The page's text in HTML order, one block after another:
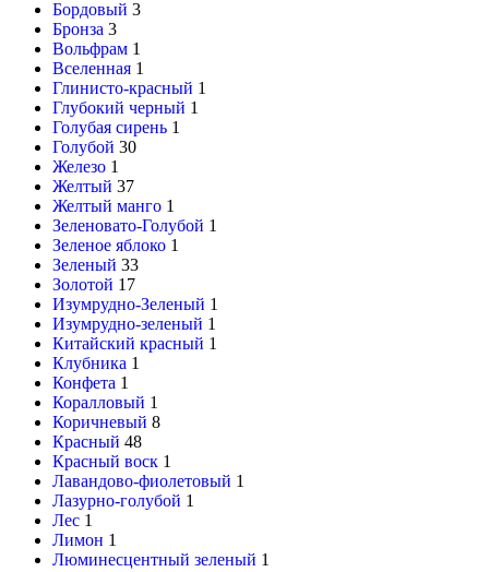
Бордовый 3
Бронза 3
Вольфрам 1
Вселенная 1
Глинисто-красный 1
Глубокий черный 1
Голубая сирень 1
Голубой 30
Железо 1
Желтый 37
Желтый манго 1
Зеленовато-Голубой 1
Зеленое яблоко 1
Зеленый 33
Золотой 17
Изумрудно-Зеленый 1
Изумрудно-зеленый 1
Китайский красный 1
Клубника 1
Конфета 1
Коралловый 1
Коричневый 8
Красный 48
Красный воск 1
Лавандово-фиолетовый 1
Лазурно-голубой 1
Лес 1
Лимон 1
Люминесцентный зеленый 1